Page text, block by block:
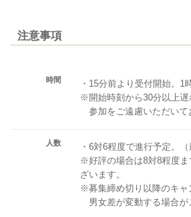
注意事項
時間
・15分前より受付開始。1
※開始時刻から30分以上遅
参加をご遠慮いただいて
人数
・6対6程度で進行予定。
※好評の場合は8対8程度
ざいます。
※募集締め切り以降のキャ
男女差が変動する場合が